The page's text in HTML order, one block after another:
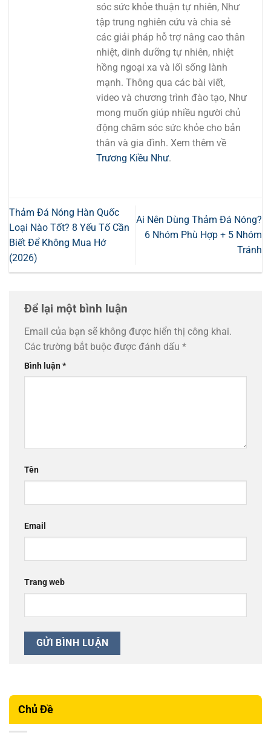
sóc sức khỏe thuận tự nhiên, Như
tập trung nghiên cứu và chia sẻ
các giải pháp hỗ trợ nâng cao thân
nhiệt, dinh dưỡng tự nhiên, nhiệt
hồng ngoại xa và lối sống lành
mạnh. Thông qua các bài viết,
video và chương trình đào tạo, Như
mong muốn giúp nhiều người chủ
động chăm sóc sức khỏe cho bản
thân và gia đình. Xem thêm về
Trương Kiều Như.
Thảm Đá Nóng Hàn Quốc
Loại Nào Tốt? 8 Yếu Tố Cần
Biết Để Không Mua Hớ
(2026)
Ai Nên Dùng Thảm Đá Nóng?
6 Nhóm Phù Hợp + 5 Nhóm
Tránh
Để lại một bình luận
Email của bạn sẽ không được hiển thị công khai.
Các trường bắt buộc được đánh dấu *
Bình luận*
Tên
Email
Trang web
Chủ Đề